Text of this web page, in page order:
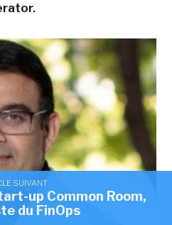
SUIVANT
up Common Room,
du FinOps